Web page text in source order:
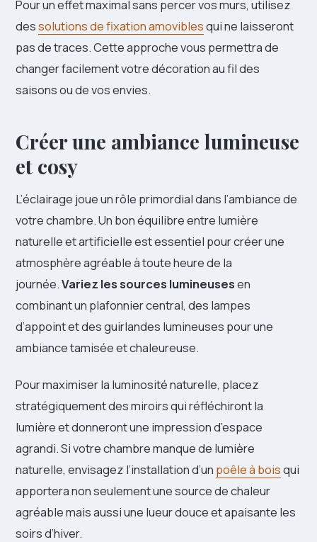
Pour un effet maximal sans percer vos murs, utilisez
dessolutions de fixation amoviblesqui ne laisseront
pas de traces. Cette approche vous permettra de
changer facilement votre décoration au fil des
saisons ou de vos envies.
Créer une ambiance lumineuse
et cosy
L’éclairage joue un rôle primordial dans l’ambiance de
votre chambre. Un bon équilibre entre lumière
naturelle et artificielle est essentiel pour créer une
atmosphère agréable à toute heure de la
journée.Variez les sources lumineusesen
combinant un plafonnier central, des lampes
d’appoint et des guirlandes lumineuses pour une
ambiance tamisée et chaleureuse.
Pour maximiser la luminosité naturelle, placez
stratégiquement des miroirs qui réfléchiront la
lumière et donneront une impression d’espace
agrandi. Si votre chambre manque de lumière
naturelle, envisagez l’installation d’un poêle à boisqui
apportera non seulement une source de chaleur
agréable mais aussi une lueur douce et apaisante les
soirs d’hiver.